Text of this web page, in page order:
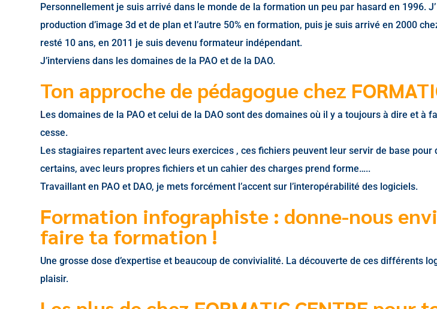
Personnellement je suis arrivé dans le monde de la formation un peu par hasard en 1996.
production d’image 3d et de plan et l’autre 50% en formation, puis je suis arrivé en 2000
resté 10 ans, en 2011 je suis devenu formateur indépendant.
J’interviens dans les domaines de la PAO et de la DAO.
Ton approche de pédagogue chez
Les domaines de la PAO et celui de la DAO sont des domaines où il y a toujours à dire et à
cesse.
Les stagiaires repartent avec leurs exercices , ces fichiers peuvent leur servir de base
certains, avec leurs propres fichiers et un cahier des charges prend forme…..
Travaillant en PAO et DAO, je mets forcément l’accent sur l’interopérabilité des logiciels.
Formation infographiste : donne-nous
faire ta formation !
Une grosse dose d’expertise et beaucoup de convivialité. La découverte de ces différents
plaisir.